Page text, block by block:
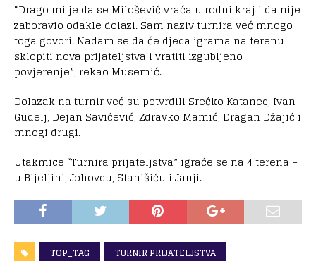
“Drago mi je da se Milošević vraća u rodni kraj i da nije
zaboravio odakle dolazi. Sam naziv turnira već mnogo
toga govori. Nadam se da će djeca igrama na terenu
sklopiti nova prijateljstva i vratiti izgubljeno
povjerenje”, rekao Musemić.
Dolazak na turnir već su potvrdili Srećko Katanec, Ivan
Gudelj, Dejan Savićević, Zdravko Mamić, Dragan Džajić i
mnogi drugi.
Utakmice “Turnira prijateljstva” igraće se na 4 terena –
u Bijeljini, Johovcu, Stanišiću i Janji.
TOP_TAG TURNIR PRIJATELJSTVA